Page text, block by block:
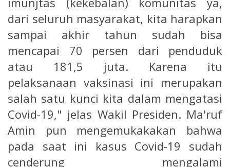
dari seluruh masyarakat, kita harapkan
sampai akhir tahun sudah bisa
mencapai 70 persen dari penduduk
atau 181,5 juta. Karena itu
pelaksanaan vaksinasi ini merupakan
salah satu kunci kita dalam mengatasi
Covid-19," jelas Wakil Presiden. Ma'ruf
Amin pun mengemukakakan bahwa
pada saat ini kasus Covid-19 sudah
cenderung mengalami